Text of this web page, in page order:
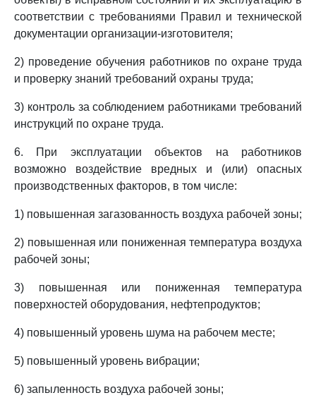
соответствии с требованиями Правил и технической
документации организации-изготовителя;
2) проведение обучения работников по охране труда
и проверку знаний требований охраны труда;
3) контроль за соблюдением работниками требований
инструкций по охране труда.
6. При эксплуатации объектов на работников
возможно воздействие вредных и (или) опасных
производственных факторов, в том числе:
1) повышенная загазованность воздуха рабочей зоны;
2) повышенная или пониженная температура воздуха
рабочей зоны;
3) повышенная или пониженная температура
поверхностей оборудования, нефтепродуктов;
4) повышенный уровень шума на рабочем месте;
5) повышенный уровень вибрации;
6) запыленность воздуха рабочей зоны;